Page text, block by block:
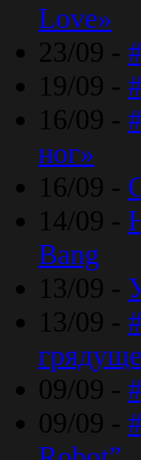
Love»
23/09 -
19/09 -
16/09 -
ног»
16/09 -
14/09 -
Bang
13/09 -
13/09 -
09/09 -
09/09 -